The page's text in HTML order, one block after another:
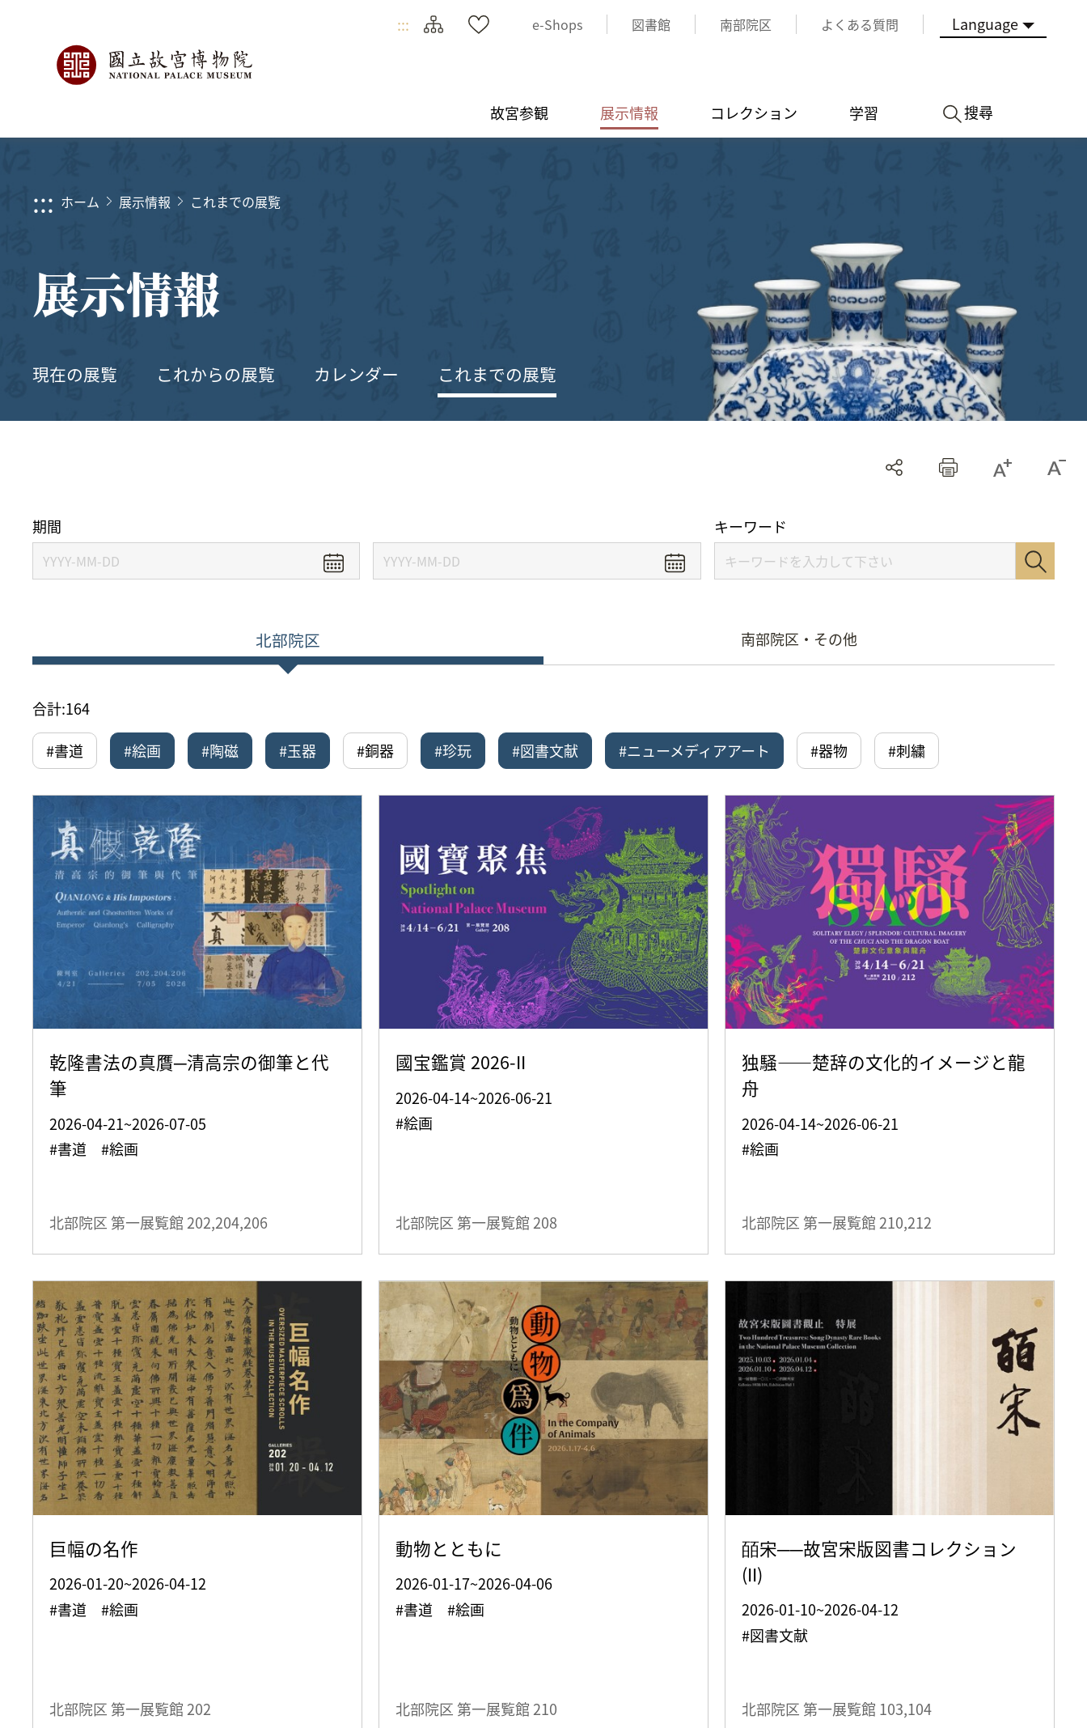
::: e-Shops 図書館 南部院区 よくある質問 Language
故宮参観 展示情報 コレクション 学習 搜尋
::: ホーム 展示情報 これまでの展覧
展示情報
現在の展覧 これからの展覧 カレンダー これまでの展覧
期間 キーワード
北部院区 南部院区・その他
合計:164
#書道
#絵画 #陶磁 #玉器 #銅器 #珍玩 #図書文献 #ニューメディアアート #器物 #刺繍
乾隆書法の真贋─清高宗の御筆と代
筆
2026-04-21~2026-07-05
#書道 #絵画
北部院区 第一展覧館202,204,206
國宝鑑賞 2026-II
2026-04-14~2026-06-21
#絵画
北部院区 第一展覧館208
独騒——楚辞の文化的イメージと龍
舟
2026-04-14~2026-06-21
#絵画
北部院区 第一展覧館210,212
巨幅の名作
2026-01-20~2026-04-12
#書道 #絵画
北部院区 第一展覧館 202
動物とともに
2026-01-17~2026-04-06
#書道 #絵画
北部院区 第一展覧館 210
皕宋──故宮宋版図書コレクション
(II)
2026-01-10~2026-04-12
#図書文献
北部院区 第一展覧館 103,104